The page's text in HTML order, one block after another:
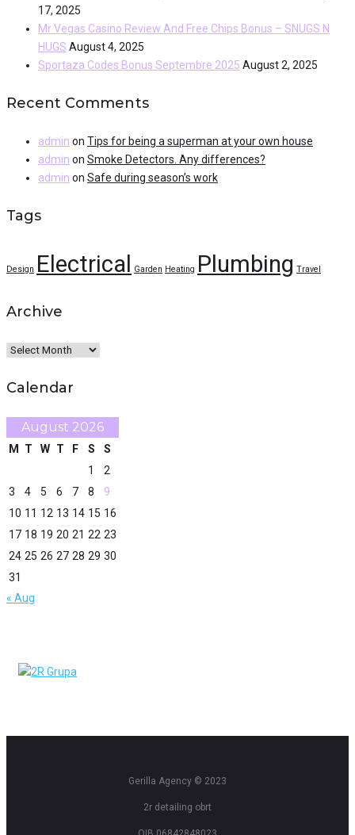
17, 2025
Mr Vegas Casino Review And Free Chips Bonus – SNUGS N
HUGS August 4, 2025
Sportaza Codes Bonus Septembre 2025 August 2, 2025
Recent Comments
admin on Tips for being a superman at your own house
admin on Smoke Detectors. Any differences?
admin on Safe during season’s work
Tags
Design Electrical Garden Heating Plumbing Travel
Archive
Archive
Calendar
August 2026
M T W T F S
S
1
2
3
4 5 6 7 8
9
10 11 12 13 14 15 16
17 18 19 20 21 22 23
24 25 26 27 28 29 30
31
« Aug
Gerilla Agency © 2023
2r detailing obrt